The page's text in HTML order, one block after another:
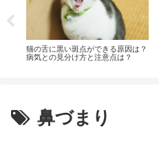
猫の舌に黒い斑点ができる原因は？
病気との見分け方と注意点は？
鼻づまり